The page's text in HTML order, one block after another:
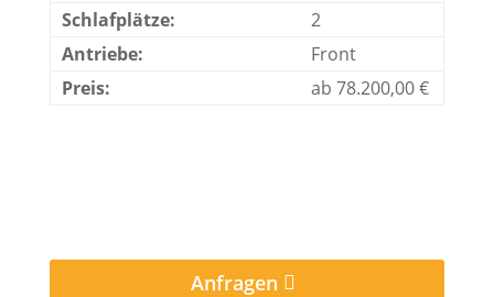
Schlafplätze:
2
Antriebe:
Front
Preis:
ab 78.200,00 €
Anfragen